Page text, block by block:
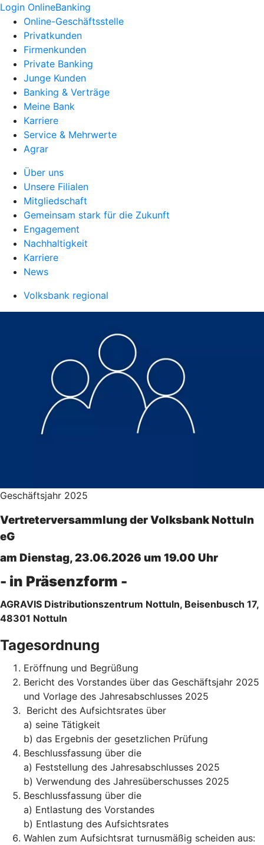
Login OnlineBanking
Online-Geschäftsstelle
Privatkunden
Firmenkunden
Private Banking
Junge Kunden
Banking & Verträge
Meine Bank
Karriere
Service & Mehrwerte
Agrar
Über uns
Unsere Filialen
Mitgliedschaft
Gemeinsam stark für die Zukunft
Engagement
Nachhaltigkeit
Karriere
News
Volksbank regional
Geschäftsjahr 2025
Vertreterversammlung der Volksbank Nottuln
eG
am Dienstag, 23.06.2026 um 19.00 Uhr
- in Präsenzform -
AGRAVIS Distributionszentrum Nottuln, Beisenbusch 17,
48301 Nottuln
Tagesordnung
Eröffnung und Begrüßung
Bericht des Vorstandes über das Geschäftsjahr 2025
und Vorlage des Jahresabschlusses 2025
Bericht des Aufsichtsrates über
a) seine Tätigkeit
b) das Ergebnis der gesetzlichen Prüfung
Beschlussfassung über die
a) Feststellung des Jahresabschlusses 2025
b) Verwendung des Jahresüberschusses 2025
Beschlussfassung über die
a) Entlastung des Vorstandes
b) Entlastung des Aufsichtsrates
Wahlen zum Aufsichtsrat turnusmäßig scheiden aus: